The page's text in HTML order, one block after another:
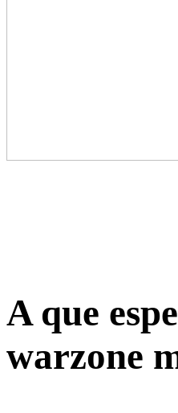
A que
warzone